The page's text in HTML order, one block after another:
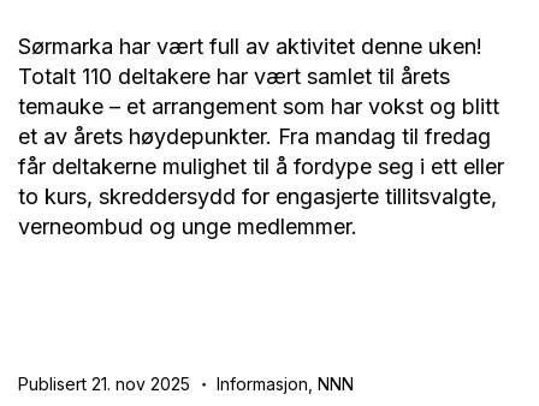
Sørmarka har vært full av aktivitet denne uken!
Totalt 110 deltakere har vært samlet til årets
temauke – et arrangement som har vokst og blitt
et av årets høydepunkter. Fra mandag til fredag
får deltakerne mulighet til å fordype seg i ett eller
to kurs, skreddersydd for engasjerte tillitsvalgte,
verneombud og unge medlemmer.
Publisert 21. nov 2025
Informasjon, NNN